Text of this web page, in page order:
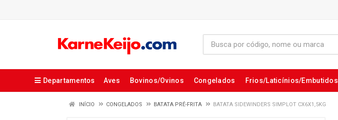
Departamentos Aves Bovinos/Ovinos Congelados Frios/Laticínios/Embutidos
INÍCIO CONGELADOS BATATA PRÉ-FRITA BATATA SIDEWINDERS SIMPLOT CX6X1,5KG